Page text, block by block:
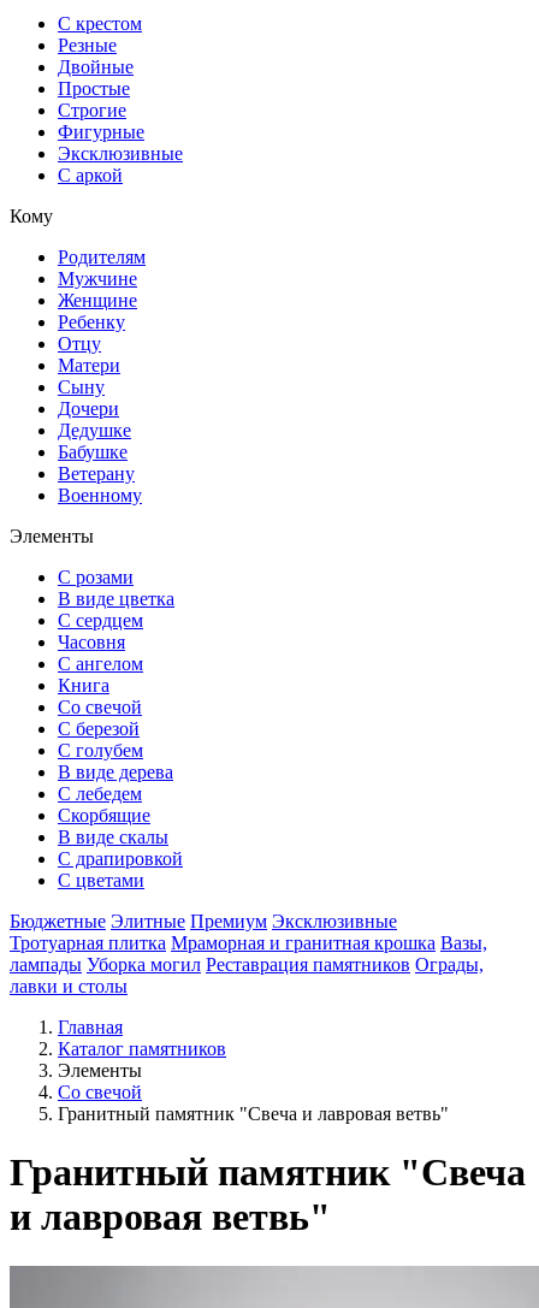
С крестом
Резные
Двойные
Простые
Строгие
Фигурные
Эксклюзивные
С аркой
Кому
Родителям
Мужчине
Женщине
Ребенку
Отцу
Матери
Сыну
Дочери
Дедушке
Бабушке
Ветерану
Военному
Элементы
С розами
В виде цветка
С сердцем
Часовня
С ангелом
Книга
Со свечой
С березой
С голубем
В виде дерева
С лебедем
Скорбящие
В виде скалы
С драпировкой
С цветами
Бюджетные Элитные Премиум Эксклюзивные
Тротуарная плитка Мраморная и гранитная крошка Вазы,
лампады Уборка могил Реставрация памятников Ограды,
лавки и столы
Главная
Каталог памятников
Элементы
Со свечой
Гранитный памятник "Свеча и лавровая ветвь"
Гранитный памятник "Свеча
и лавровая ветвь"